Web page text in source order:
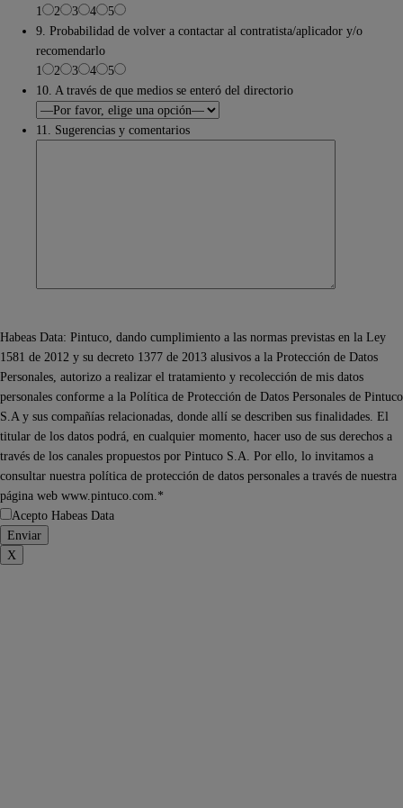
1
2 3 4
5
9. Probabilidad de volver a contactar al contratista/aplicador y/o
recomendarlo
1
2 3 4
5
10. A través de que medios se enteró del directorio
11. Sugerencias y comentarios
Habeas Data: Pintuco, dando cumplimiento a las normas previstas en la Ley
1581 de 2012 y su decreto 1377 de 2013 alusivos a la Protección de Datos
Personales, autorizo a realizar el tratamiento y recolección de mis datos
personales conforme a la Política de Protección de Datos Personales de Pintuco
S.A y sus compañías relacionadas, donde allí se describen sus finalidades. El
titular de los datos podrá, en cualquier momento, hacer uso de sus derechos a
través de los canales propuestos por Pintuco S.A. Por ello, lo invitamos a
consultar nuestra política de protección de datos personales a través de nuestra
página web www.pintuco.com.*
Acepto Habeas Data
X